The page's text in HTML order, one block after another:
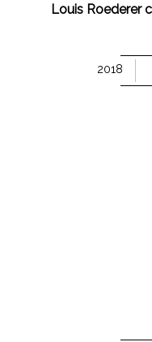
Louis Roederer
2018